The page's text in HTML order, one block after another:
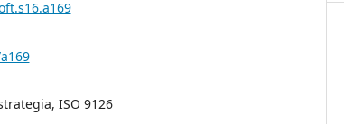
ISO 9126